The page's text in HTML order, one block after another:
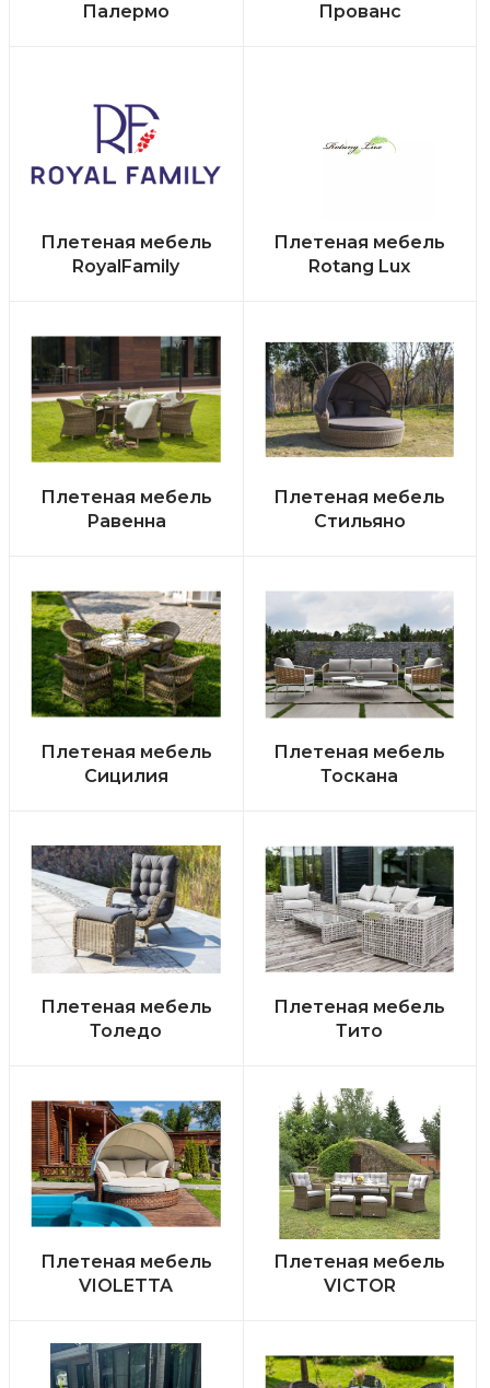
Палермо
Прованс
Плетеная мебель
RoyalFamily
Плетеная мебель
Rotang Lux
Плетеная мебель
Равенна
Плетеная мебель
Стильяно
Плетеная мебель
Сицилия
Плетеная мебель
Тоскана
Плетеная мебель
Толедо
Плетеная мебель
Тито
Плетеная мебель
VIOLETTA
Плетеная мебель
VICTOR